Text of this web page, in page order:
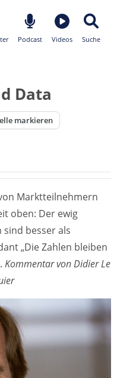
Podcast Videos Suche
Data
markieren
Marktteilnehmern
oben: Der ewig
sind besser als
„Die Zahlen bleiben
Kommentar von Didier Le